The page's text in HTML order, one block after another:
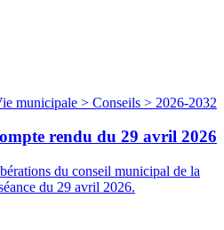
municipale > Conseils > 2026-2032
rendu du 29 avril 2026
du conseil municipal de la
du 29 avril 2026.